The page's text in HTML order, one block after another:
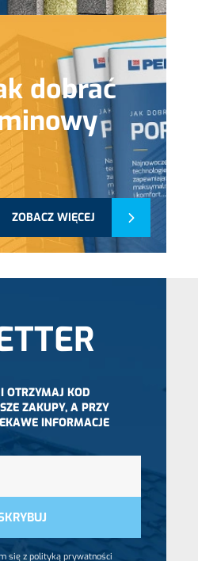
dobrać
ZOBACZ WIĘCEJ
OTRZYMAJ KOD
ZAKUPY, A PRZY
INFORMACJE
się z polityką prywatności